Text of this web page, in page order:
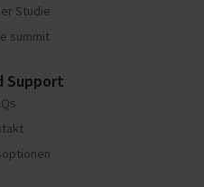
Studie
summit
Support